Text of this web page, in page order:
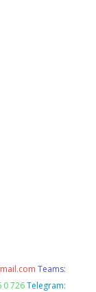
Teams:
0 726 Telegram: